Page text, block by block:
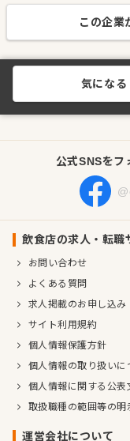
この企業
気になる
公式SNSをフ
飲食店の求人・転職
お問い合わせ
よくある質問
求人掲載のお申し込み
サイト利用規約
個人情報保護方針
個人情報の取り扱いに
個人情報に関する公表
取扱職種の範囲等の明
運営会社について